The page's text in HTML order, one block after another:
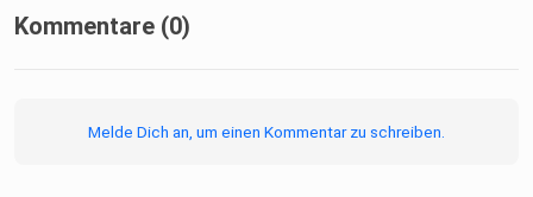
Kommentare (0)
Melde Dich an, um einen Kommentar zu schreiben.